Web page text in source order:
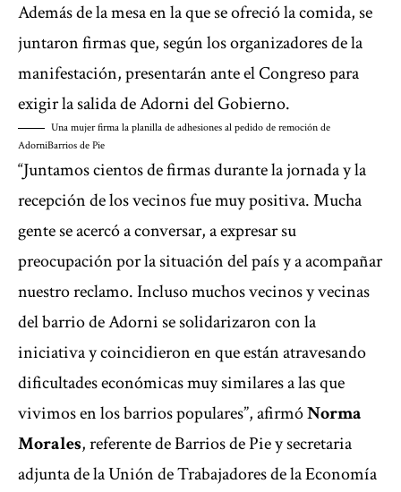
Además de la mesa en la que se ofreció la comida, se
juntaron firmas que, según los organizadores de la
manifestación, presentarán ante el Congreso para
exigir la salida de Adorni del Gobierno.
Una mujer firma la planilla de adhesiones al pedido de remoción de
AdorniBarrios de Pie
“Juntamos cientos de firmas durante la jornada y la
recepción de los vecinos fue muy positiva. Mucha
gente se acercó a conversar, a expresar su
preocupación por la situación del país y a acompañar
nuestro reclamo. Incluso muchos vecinos y vecinas
del barrio de Adorni se solidarizaron con la
iniciativa y coincidieron en que están atravesando
dificultades económicas muy similares a las que
vivimos en los barrios populares”, afirmóNorma
Morales, referente de Barrios de Pie y secretaria
adjunta de la Unión de Trabajadores de la Economía